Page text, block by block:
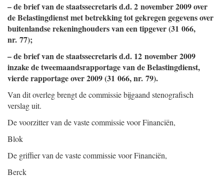
– de brief van de staatssecretaris d.d. 2 november 2009 over
de Belastingdienst met betrekking tot gekregen gegevens over
buitenlandse rekeninghouders van een tipgever (31 066,
nr. 77);
– de brief van de staatssecretaris d.d. 12 november 2009
inzake de tweemaandsrapportage van de Belastingdienst,
vierde rapportage over 2009 (31 066, nr. 79).
Van dit overleg brengt de commissie bijgaand stenografisch
verslag uit.
De voorzitter van de vaste commissie voor Financiën,
Blok
De griffier van de vaste commissie voor Financiën,
Berck